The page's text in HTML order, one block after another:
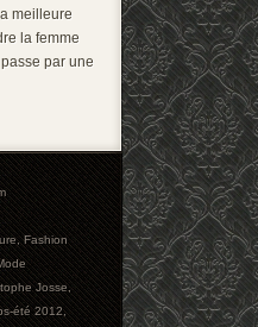
meilleure
la femme
par une
,Fashion
Josse,
été 2012,